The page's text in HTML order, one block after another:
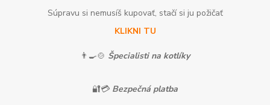
Súpravu si nemusíš kupovať, stačí si ju požičať
KLIKNI TU
👨‍🍳🍲 Špecialisti na kotlíky
🔐💳 Bezpečná platba